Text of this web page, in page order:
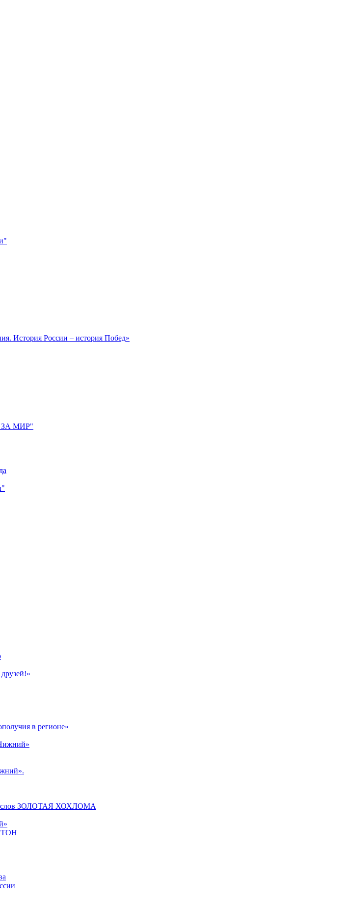
История России – история Побед»
ЗА МИР"
в регионе»
ЗОЛОТАЯ ХОХЛОМА